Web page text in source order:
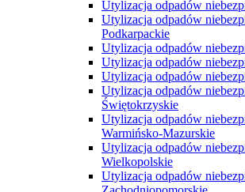
Utylizacja odpadów
Utylizacja odpadów
Podkarpackie
Utylizacja odpadów
Utylizacja odpadów
Utylizacja odpadów
Utylizacja odpadów
Świętokrzyskie
Utylizacja odpadów
Warmińsko-Mazurskie
Utylizacja odpadów
Wielkopolskie
Utylizacja odpadów